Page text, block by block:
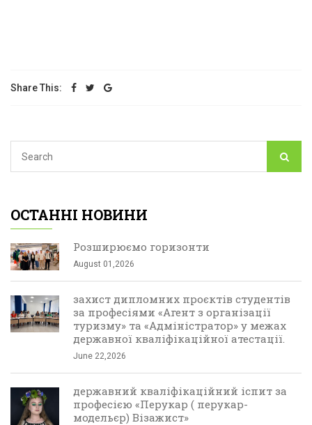
Share This:
ОСТАННІ НОВИНИ
Розширюємо горизонти
August 01,2026
захист дипломних проєктів студентів
за професіями «Агент з організації
туризму» та «Адміністратор» у межах
державної кваліфікаційної атестації.
June 22,2026
державний кваліфікаційний іспит за
професією «Перукар ( перукар-
модельєр) Візажист»